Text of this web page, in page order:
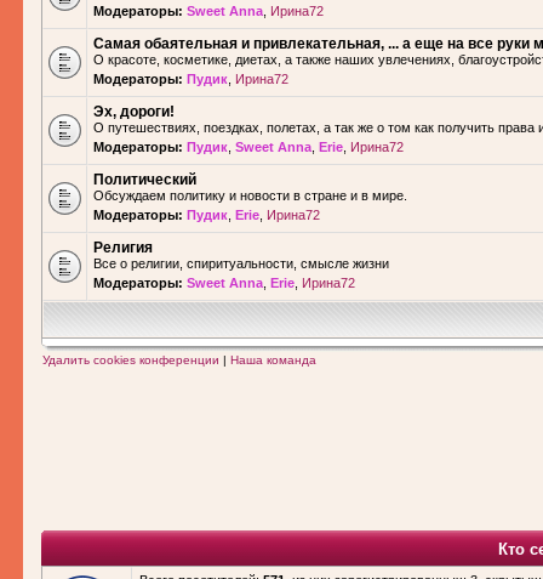
Модераторы: Sweet Anna Ирина72
Самая обаятельная и привлекательная, ... а еще на все руки
О красоте, косметике, диетах, а также наших увлечениях,
Модераторы: Пудик Ирина72
Эх, дороги!
О путешествиях, поездках, полетах, а так же о том как получить права
Модераторы: Пудик Sweet Anna Erie Ирина72
Политический
Обсуждаем политику и новости в стране и в мире.
Модераторы: Пудик Erie Ирина72
Религия
Все о религии, спиритуальности, смысле жизни
Модераторы: Sweet Anna Erie Ирина72
Удалить cookies конференции | Наша команда
Кто